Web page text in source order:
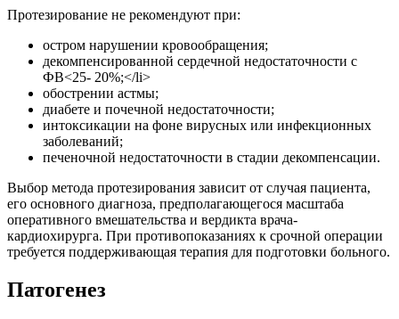
Протезирование не рекомендуют при:
остром нарушении кровообращения;
декомпенсированной сердечной недостаточности с
ФВ<25- 20%;</li>
обострении астмы;
диабете и почечной недостаточности;
интоксикации на фоне вирусных или инфекционных
заболеваний;
печеночной недостаточности в стадии декомпенсации.
Выбор метода протезирования зависит от случая пациента,
его основного диагноза, предполагающегося масштаба
оперативного вмешательства и вердикта врача-
кардиохирурга. При противопоказаниях к срочной операции
требуется поддерживающая терапия для подготовки больного.
Патогенез